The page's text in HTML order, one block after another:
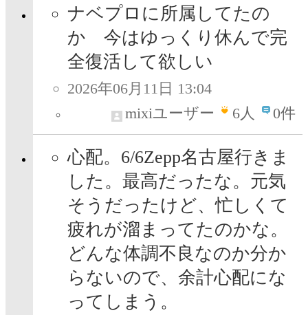
ナベプロに所属してたの
か 今はゆっくり休んで完
全復活して欲しい
2026年06月11日 13:04
mixiユーザー
6人 0件
心配。6/6Zepp名古屋行きま
した。最高だったな。元気
そうだったけど、忙しくて
疲れが溜まってたのかな。
どんな体調不良なのか分か
らないので、余計心配にな
ってしまう。